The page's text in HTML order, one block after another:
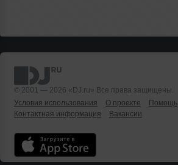
© 2001 — 2026 «DJ.ru» Все права защищены.
Условия использования
О проекте Помощь
Контактная информация
Вакансии